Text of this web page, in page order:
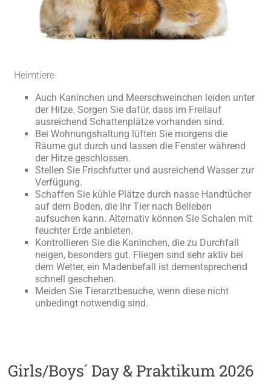
Heimtiere
Auch Kaninchen und Meerschweinchen leiden unter
der Hitze. Sorgen Sie dafür, dass im Freilauf
ausreichend Schattenplätze vorhanden sind.
Bei Wohnungshaltung lüften Sie morgens die
Räume gut durch und lassen die Fenster während
der Hitze geschlossen.
Stellen Sie Frischfutter und ausreichend Wasser zur
Verfügung.
Schaffen Sie kühle Plätze durch nasse Handtücher
auf dem Boden, die Ihr Tier nach Belieben
aufsuchen kann. Alternativ können Sie Schalen mit
feuchter Erde anbieten.
Kontrollieren Sie die Kaninchen, die zu Durchfall
neigen, besonders gut. Fliegen sind sehr aktiv bei
dem Wetter, ein Madenbefall ist dementsprechend
schnell geschehen.
Meiden Sie Tierarztbesuche, wenn diese nicht
unbedingt notwendig sind.
Girls/Boys´ Day & Praktikum 2026